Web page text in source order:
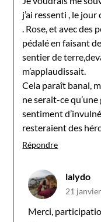
j’ai ressenti , le
. Rose, et avec des
pédalé en faisant
sentier de
m’applaudissait.
Cela paraît banal,
ne serait-ce
sentiment
resteraient des
Répondre
lalydo
21
Merci,